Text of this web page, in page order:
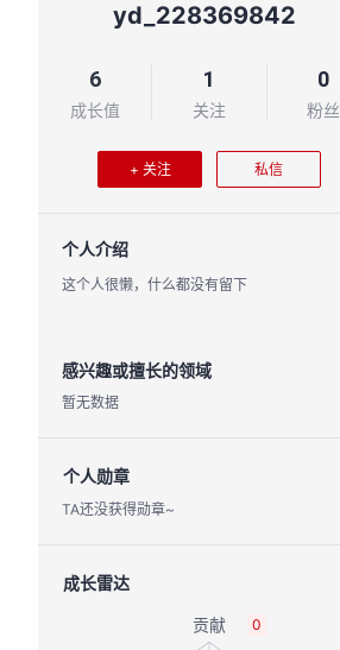
yd_228369842
6
成长值
1
关注
0
粉丝
+ 关注 私信
个人介绍
这个人很懒，什么都没有留下
感兴趣或擅长的领域
暂无数据
个人勋章
TA还没获得勋章~
成长雷达
0